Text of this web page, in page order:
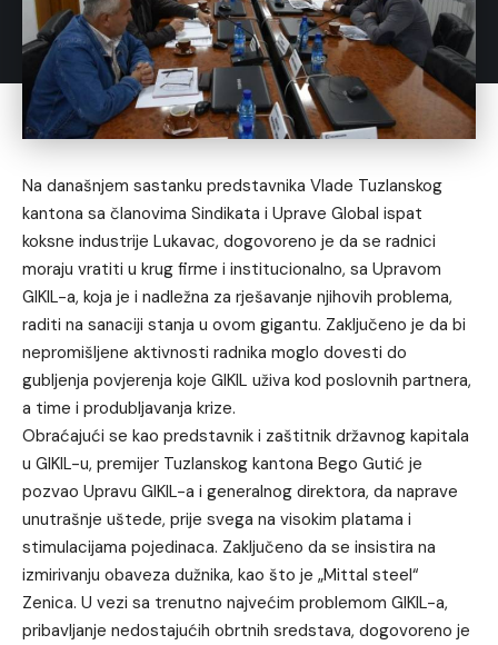
Na današnjem sastanku predstavnika Vlade Tuzlanskog
kantona sa članovima Sindikata i Uprave Global ispat
koksne industrije Lukavac, dogovoreno je da se radnici
moraju vratiti u krug firme i institucionalno, sa Upravom
GIKIL-a, koja je i nadležna za rješavanje njihovih problema,
raditi na sanaciji stanja u ovom gigantu. Zaključeno je da bi
nepromišljene aktivnosti radnika moglo dovesti do
gubljenja povjerenja koje GIKIL uživa kod poslovnih partnera,
a time i produbljavanja krize.
Obraćajući se kao predstavnik i zaštitnik državnog kapitala
u GIKIL-u, premijer Tuzlanskog kantona Bego Gutić je
pozvao Upravu GIKIL-a i generalnog direktora, da naprave
unutrašnje uštede, prije svega na visokim platama i
stimulacijama pojedinaca. Zaključeno da se insistira na
izmirivanju obaveza dužnika, kao što je „Mittal steel“
Zenica. U vezi sa trenutno najvećim problemom GIKIL-a,
pribavljanje nedostajućih obrtnih sredstava, dogovoreno je